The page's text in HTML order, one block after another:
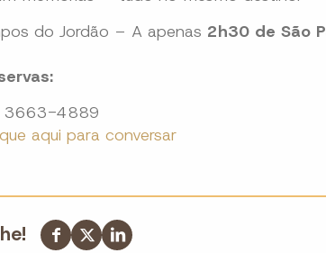
do Jordão – A apenas 2h30 de São
3663-4889
aqui para conversar